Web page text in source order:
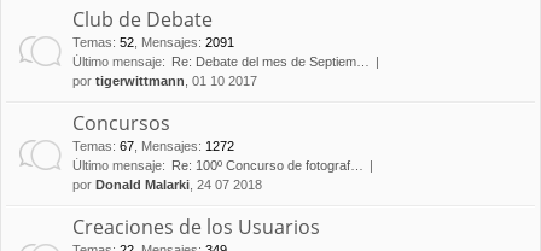
Club de Debate
Temas: 52 Mensajes: 2091
Último mensaje:
Re: Debate del mes de Septiem…
por tigerwittmann , 01 10 2017
Concursos
Temas: 67 Mensajes: 1272
Último mensaje:
Re: 100º Concurso de fotograf…
por Donald Malarki , 24 07 2018
Creaciones de los Usuarios